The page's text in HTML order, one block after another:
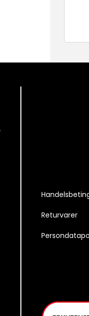
Returvarer